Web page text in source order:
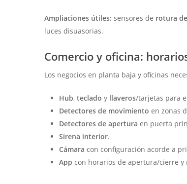
Ampliaciones útiles: sensores de rotura
luces disuasorias.
Comercio y oficina:
Los negocios en planta baja y oficinas
Hub,teclado y llaveros/tarjetas para
Detectores de movimiento en zonas
Detectores de apertura en puerta
Sirena interior.
Cámara con configuración acorde a
App con horarios de apertura/cierre